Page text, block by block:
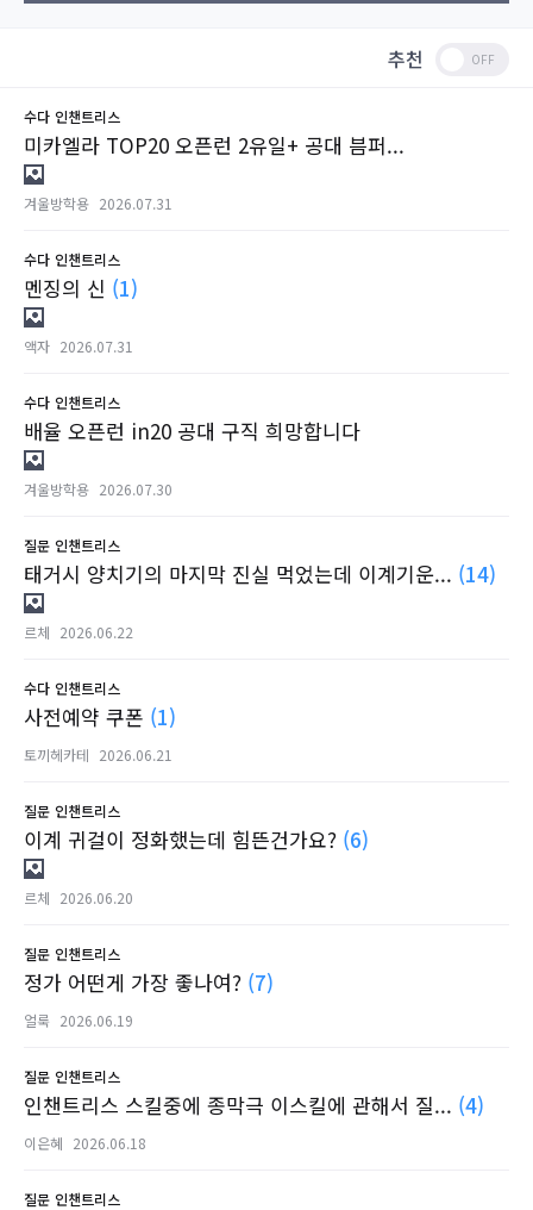
추천
수다 인챈트리스
미카엘라 TOP20 오픈런 2유일+ 공대 븜퍼...
겨울방학용 2026.07.31
수다 인챈트리스
멘징의 신 (1)
액자 2026.07.31
수다 인챈트리스
배율 오픈런 in20 공대 구직 희망합니다
겨울방학용 2026.07.30
질문 인챈트리스
태거시 양치기의 마지막 진실 먹었는데 이계기운... (14)
르체 2026.06.22
수다 인챈트리스
사전예약 쿠폰 (1)
토끼헤카테 2026.06.21
질문 인챈트리스
이계 귀걸이 정화했는데 힘뜬건가요? (6)
르체 2026.06.20
질문 인챈트리스
정가 어떤게 가장 좋나여? (7)
얼룩 2026.06.19
질문 인챈트리스
인챈트리스 스킬중에 종막극 이스킬에 관해서 질... (4)
이은혜 2026.06.18
질문 인챈트리스